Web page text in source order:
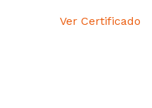
Ver Certificado